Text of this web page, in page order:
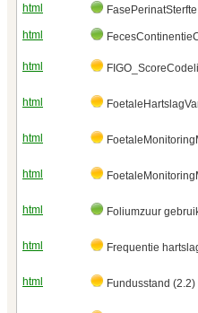
html
html
html
html
html
html
html Foliumzuur
html Frequentie
html Fundusstand